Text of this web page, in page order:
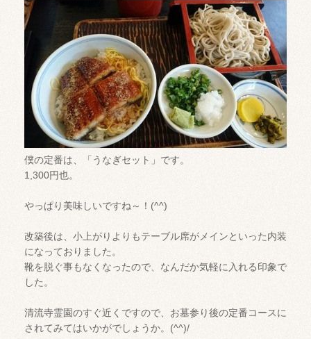
僕の定番は、「うなぎセット」です。
1,300円也。
やっぱり美味しいですね～！(^^)
改築後は、小上がりよりもテーブル席がメインといった内装
になっておりました。
靴を脱ぐ事もなくなったので、なんだか気軽に入れる印象で
した。
清流寺霊園のすぐ近くですので、お墓参り後の定番コースに
されてみてはいかがでしょうか。(^^)/